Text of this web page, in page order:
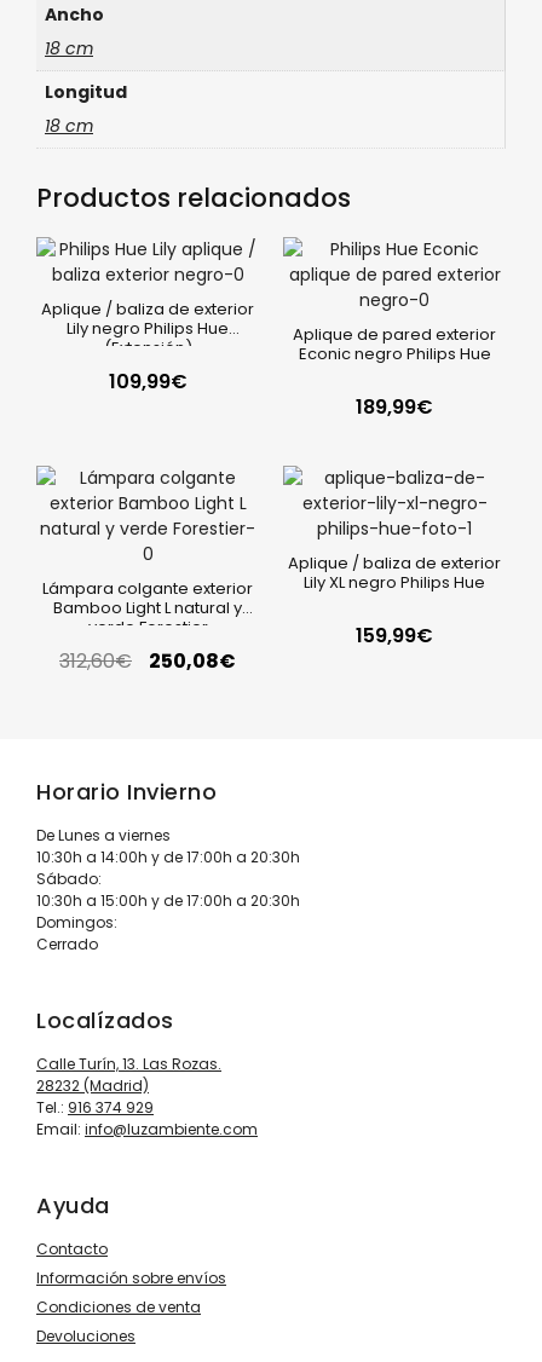
Ancho
18 cm
Longitud
18 cm
Productos relacionados
Aplique / baliza de exterior
Lily negro Philips Hue
(Extensión)
109,99€
Aplique de pared exterior
Econic negro Philips Hue
189,99€
Lámpara colgante exterior
Bamboo Light L natural y
verde Forestier
312,60€ 250,08€
Aplique / baliza de exterior
Lily XL negro Philips Hue
159,99€
Horario Invierno
De Lunes a viernes
10:30h a 14:00h y de 17:00h a 20:30h
Sábado:
10:30h a 15:00h y de 17:00h a 20:30h
Domingos:
Cerrado
Localízados
Calle Turín, 13. Las Rozas.
28232 (Madrid)
Tel.: 916 374 929
Email: info@luzambiente.com
Ayuda
Contacto
Información sobre envíos
Condiciones de venta
Devoluciones